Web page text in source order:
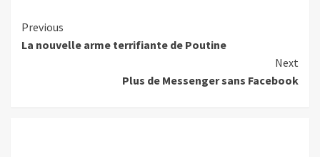
Continue
Reading
Previous
La nouvelle arme terrifiante de Poutine
Next
Plus de Messenger sans Facebook